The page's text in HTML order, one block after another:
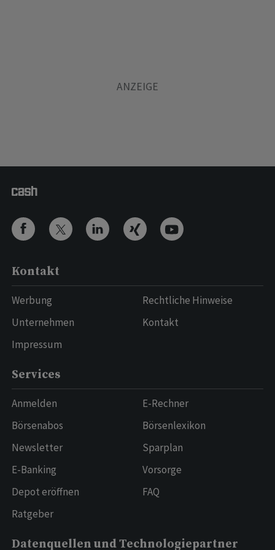
Kontakt
Werbung
Unternehmen
Impressum
Rechtliche Hinweise
Kontakt
Services
Anmelden
Börsenabos
Newsletter
E-Banking
Depot eröffnen
Ratgeber
E-Rechner
Börsenlexikon
Sparplan
Vorsorge
FAQ
Datenquellen und Technologiepartner